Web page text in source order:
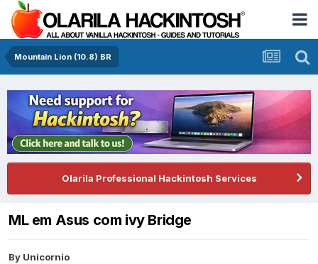
Mountain Lion (10.8) BR
Olarila Professional Hackintosh Services
ML em Asus com ivy Bridge
By Unicornio